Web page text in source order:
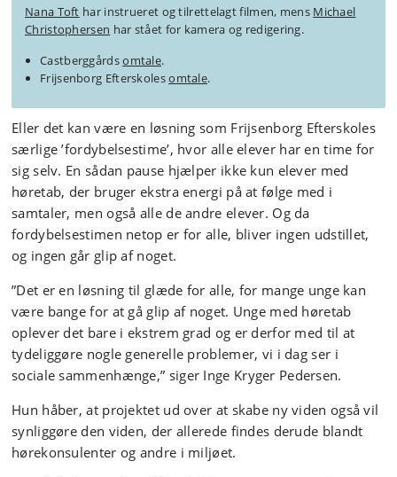
Nana Toft har instrueret og tilrettelagt filmen, mens Michael
Christophersen har stået for kamera og redigering.
Castberggårdsomtale.
Frijsenborg Efterskolesomtale.
Eller det kan være en løsning som Frijsenborg Efterskoles
særlige ’fordybelsestime’, hvor alle elever har en time for
sig selv. En sådan pause hjælper ikke kun elever med
høretab, der bruger ekstra energi på at følge med i
samtaler, men også alle de andre elever. Og da
fordybelsestimen netop er for alle, bliver ingen udstillet,
og ingen går glip af noget.
”Det er en løsning til glæde for alle, for mange unge kan
være bange for at gå glip af noget. Unge med høretab
oplever det bare i ekstrem grad og er derfor med til at
tydeliggøre nogle generelle problemer, vi i dag ser i
sociale sammenhænge,” siger Inge Kryger Pedersen.
Hun håber, at projektet ud over at skabe ny viden også vil
synliggøre den viden, der allerede findes derude blandt
hørekonsulenter og andre i miljøet.